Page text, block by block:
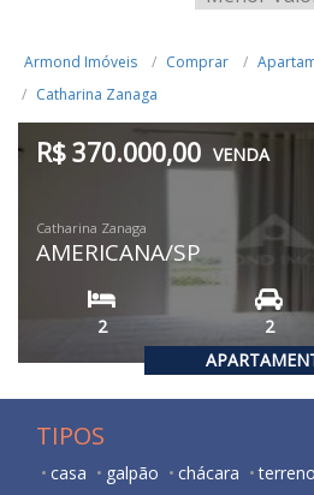
Armond Imóveis Comprar
Catharina Zanaga
R$ 370.000,00 VENDA
Catharina Zanaga
AMERICANA/SP
2 2
TIPOS
casa galpão chácara terreno